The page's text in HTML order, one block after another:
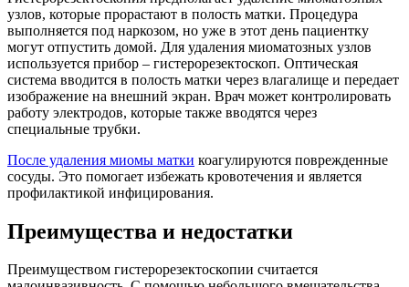
узлов, которые прорастают в полость матки. Процедура
выполняется под наркозом, но уже в этот день пациентку
могут отпустить домой. Для удаления миоматозных узлов
используется прибор – гистерорезектоскоп. Оптическая
система вводится в полость матки через влагалище и передает
изображение на внешний экран. Врач может контролировать
работу электродов, которые также вводятся через
специальные трубки.
После удаления миомы матки коагулируются поврежденные
сосуды. Это помогает избежать кровотечения и является
профилактикой инфицирования.
Преимущества и недостатки
Преимуществом гистерорезектоскопии считается